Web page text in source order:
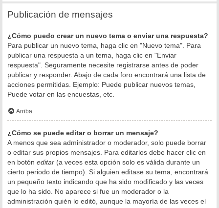
Publicación de mensajes
¿Cómo puedo crear un nuevo tema o enviar una respuesta?
Para publicar un nuevo tema, haga clic en "Nuevo tema". Para
publicar una respuesta a un tema, haga clic en "Enviar
respuesta". Seguramente necesite registrarse antes de poder
publicar y responder. Abajo de cada foro encontrará una lista de
acciones permitidas. Ejemplo: Puede publicar nuevos temas,
Puede votar en las encuestas, etc.
Arriba
¿Cómo se puede editar o borrar un mensaje?
A menos que sea administrador o moderador, solo puede borrar
o editar sus propios mensajes. Para editarlos debe hacer clic en
en botón editar (a veces esta opción solo es válida durante un
cierto periodo de tiempo). Si alguien editase su tema, encontrará
un pequeño texto indicando que ha sido modificado y las veces
que lo ha sido. No aparece si fue un moderador o la
administración quién lo editó, aunque la mayoría de las veces el